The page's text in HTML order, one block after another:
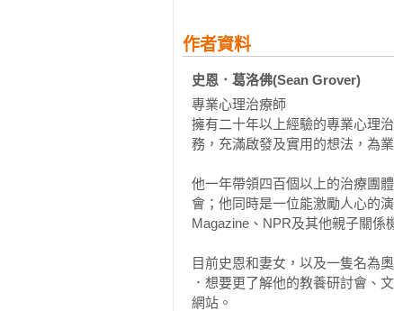
第六章：設計專屬的教養百寶箱
／步驟3：管理自己的情緒／邁向
第七章：組成終結蠻橫的支援團隊
組成反蠻橫團隊4步驟／認識心理
第八章：7種引發蠻橫行為的教養
當危機出現時／調適與轉變的3
子的鬥爭如此之多？／最好的教
作者資料
史恩．葛洛佛(Sean Grover)
專業心理治療師
擁有二十年以上經驗的專業心理
務，充滿啟發及實用的想法，為
他一年帶領四百個以上的治療團
會；他同時是一位能激勵人心的
Magazine、NPR及其他親子關係
目前史恩和妻女，以及一隻名為
．想要更了解他的教養研討會、
網站。